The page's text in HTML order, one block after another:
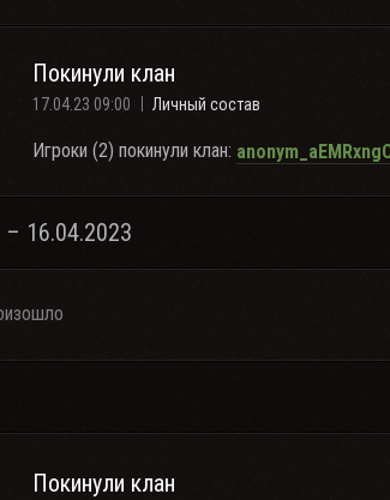
Покинули клан
17.04.23 09:00 Личный состав
Игроки (2) покинули клан:
16.04.2023
Покинули клан